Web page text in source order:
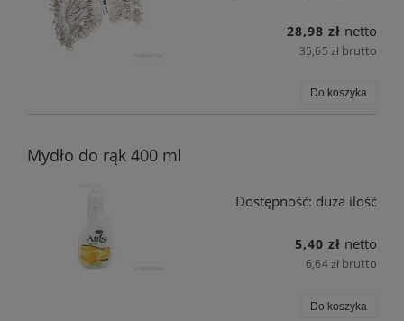
28,98 zł netto
35,65 zł brutto
Do koszyka
Mydło do rąk 400 ml
Dostępność: duża ilość
5,40 zł netto
6,64 zł brutto
Do koszyka